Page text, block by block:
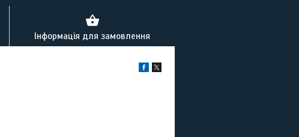
Інформація для замовлення